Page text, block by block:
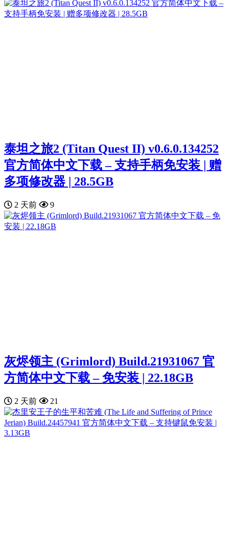
泰坦之旅2 (Titan Quest II) v0.6.0.134252
官方简体中文下载 – 支持手柄免安装 | 赠
多项修改器 | 28.5GB
2 天前 9
灰烬领主 (Grimlord) Build.21931067 官
方简体中文下载 – 免安装 | 22.18GB
2 天前 21